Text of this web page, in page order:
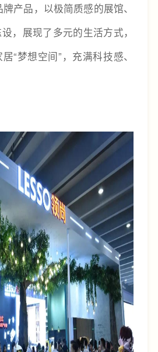
产品，以极简质感的展馆、
，展现了多元的生活方式，
“梦想空间”，充满科技感、